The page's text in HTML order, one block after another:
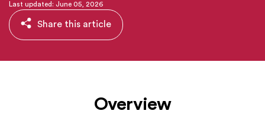
Last updated: June 05, 2026
Share this article
Overview